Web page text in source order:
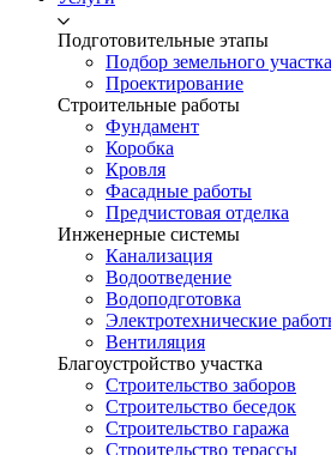
Подготовительные этапы
Подбор земельного участка
Проектирование
Строительные работы
Фундамент
Коробка
Кровля
Фасадные работы
Предчистовая отделка
Инженерные системы
Канализация
Водоотведение
Водоподготовка
Электротехнические
Вентиляция
Благоустройство участка
Строительство заборов
Строительство беседок
Строительство гаража
Строительство терассы